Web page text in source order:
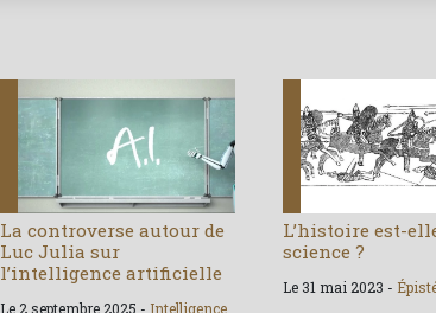
La controverse autour de
Luc Julia sur
l’intelligence artificielle
Le 2 septembre 2025 - Intelligence
L’histoire est-
science ?
Le 31 mai 2023 -